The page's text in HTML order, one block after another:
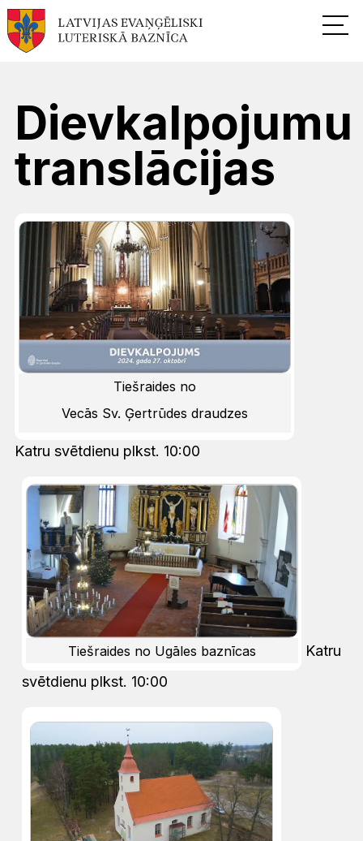
Dievkalpojumu
translācijas
Tiešraides no
Vecās Sv. Ģertrūdes draudzes
Katru svētdienu plkst. 10:00
Tiešraides no Ugāles baznīcas
Katru
svētdienu plkst. 10:00